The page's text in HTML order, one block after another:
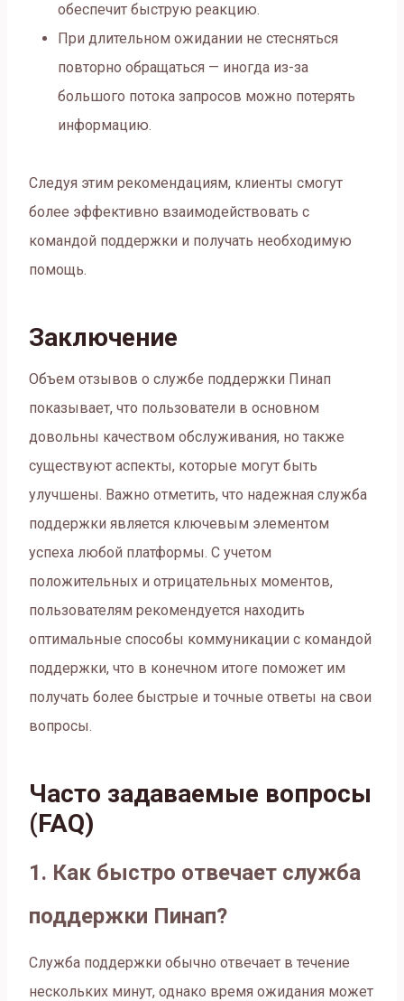
обеспечит быструю реакцию.
При длительном ожидании не стесняться
повторно обращаться — иногда из-за
большого потока запросов можно потерять
информацию.
Следуя этим рекомендациям, клиенты смогут
более эффективно взаимодействовать с
командой поддержки и получать необходимую
помощь.
Заключение
Объем отзывов о службе поддержки Пинап
показывает, что пользователи в основном
довольны качеством обслуживания, но также
существуют аспекты, которые могут быть
улучшены. Важно отметить, что надежная служба
поддержки является ключевым элементом
успеха любой платформы. С учетом
положительных и отрицательных моментов,
пользователям рекомендуется находить
оптимальные способы коммуникации с командой
поддержки, что в конечном итоге поможет им
получать более быстрые и точные ответы на свои
вопросы.
Часто задаваемые вопросы
(FAQ)
1. Как быстро отвечает служба
поддержки Пинап?
Служба поддержки обычно отвечает в течение
нескольких минут, однако время ожидания может